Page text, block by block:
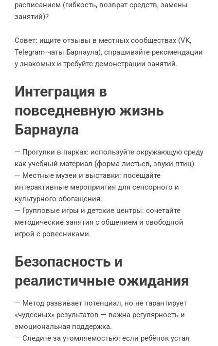
расписанием (гибкость, возврат средств, замены
занятий)?
Совет: ищите отзывы в местных сообществах (VK,
Telegram‑чаты Барнаула), спрашивайте рекомендации
у знакомых и требуйте демонстрации занятий.
Интеграция в
повседневную жизнь
Барнаула
— Прогулки в парках: используйте окружающую среду
как учебный материал (форма листьев, звуки птиц).
— Местные музеи и выставки: посещайте
интерактивные мероприятия для сенсорного и
культурного обогащения.
— Групповые игры и детские центры: сочетайте
методические занятия с общением и свободной
игрой с ровесниками.
Безопасность и
реалистичные ожидания
— Метод развивает потенциал, но не гарантирует
«чудесных» результатов — важна регулярность и
эмоциональная поддержка.
— Следите за утомляемостью: если ребёнок устал